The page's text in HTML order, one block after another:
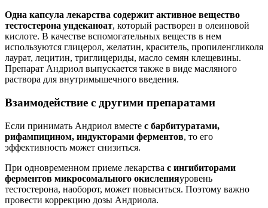
Одна капсула лекарства содержит активное вещество
тестостерона ундеканоат, который растворен в олеиновой
кислоте. В качестве вспомогательных веществ в нем
используются глицерол, желатин, краситель, пропиленгликоля
лаурат, лецитин, триглицериды, масло семян клещевины.
Препарат Андриол выпускается также в виде масляного
раствора для внутримышечного введения.
Взаимодействие с другими препаратами
Если принимать Андриол вместе с барбитуратами,
рифампицином, индукторами ферментов, то его
эффективность может снизиться.
При одновременном приеме лекарства с ингибиторами
ферментов микросомального окисленияуровень
тестостерона, наоборот, может повыситься. Поэтому важно
провести коррекцию дозы Андриола.